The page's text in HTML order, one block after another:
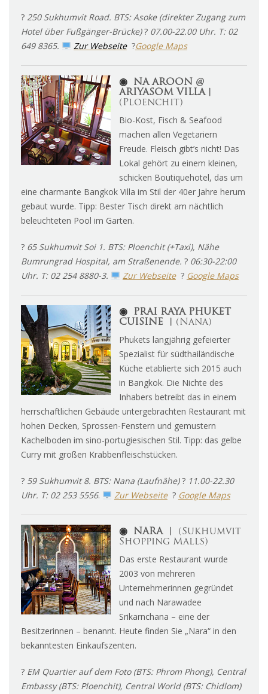
? 250 Sukhumvit Road. BTS: Asoke (direkter Zugang zum
Hotel über Fußgänger-Brücke)? 07.00-22.00 Uhr. T: 02
649 8365.
Zur Webseite ?Google Maps
◉ NA AROON @
ARIYASOM VILLA︱
(Ploenchit)
Bio-Kost, Fisch & Seafood
machen allen Vegetariern
Freude. Fleisch gibt’s nicht! Das
Lokal gehört zu einem kleinen,
schicken Boutiquehotel, das um
eine charmante Bangkok Villa im Stil der 40er Jahre herum
gebaut wurde. Tipp: Bester Tisch direkt am nächtlich
beleuchteten Pool im Garten.
? 65 Sukhumvit Soi 1. BTS: Ploenchit (+Taxi), Nähe
Bumrungrad Hospital, am Straßenende. ? 06:30-22:00
Uhr. T: 02 254 8880-3.
Zur Webseite ? Google Maps
◉
PRAI RAYA PHUKET
CUISINE ︱ (Nana)
Phukets langjährig gefeierter
Spezialist für südthailändische
Küche etablierte sich 2015 auch
in Bangkok. Die Nichte des
Inhabers betreibt das in einem
herrschaftlichen Gebäude untergebrachten Restaurant mit
hohen Decken, Sprossen-Fenstern und gemustern
Kachelboden im sino-portugiesischen Stil. Tipp: das gelbe
Curry mit großen Krabbenfleischstücken.
? 59 Sukhumvit 8. BTS: Nana (Laufnähe)? 11.00-22.30
Uhr. T: 02 253 5556. Zur Webseite ? Google Maps
◉ NARA
(Sukhumvit
Shopping Malls)
Das erste Restaurant wurde
2003 von mehreren
Unternehmerinnen gegründet
und nach Narawadee
Srikarnchana – eine der
Besitzerinnen – benannt. Heute finden Sie „Nara“ in den
bekanntesten Einkaufszenten.
? EM Quartier auf dem Foto (BTS: Phrom Phong), Central
Embassy (BTS: Ploenchit), Central World (BTS: Chidlom)